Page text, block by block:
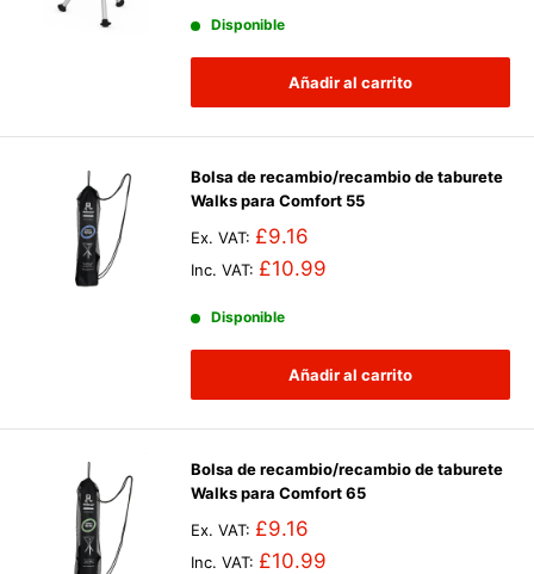
Disponible
Añadir al carrito
Bolsa de recambio/recambio de taburete
Walks para Comfort 55
Ex. VAT: £9.16
Inc. VAT: £10.99
Disponible
Añadir al carrito
Bolsa de recambio/recambio de taburete
Walks para Comfort 65
Ex. VAT: £9.16
Inc. VAT: £10.99